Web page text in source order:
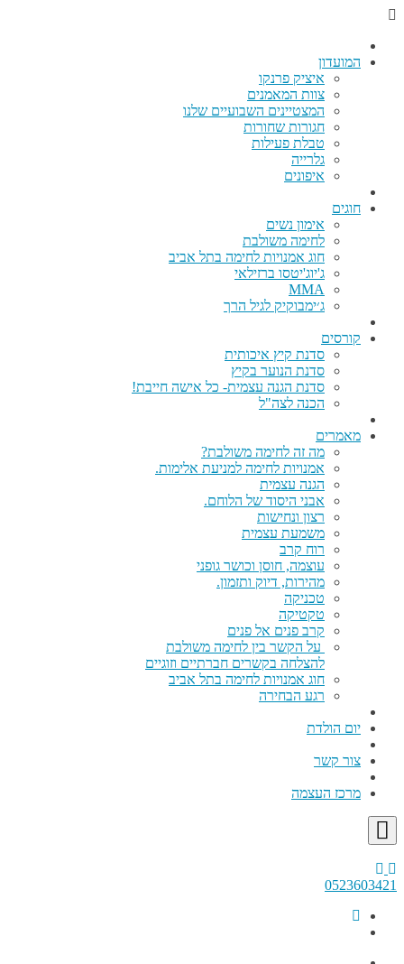
המועדון
איציק פרנקו
צוות המאמנים
המצטיינים השבועיים שלנו
חגורות שחורות
טבלת פעילות
גלרייה
איפונים
חוגים
אימון נשים
לחימה משולבת
חוג אמנויות לחימה בתל אביב
ג'יוג'יטסו ברזילאי
MMA
ג׳ימבוקיק לגיל הרך
קורסים
סדנת קיץ איכותית
סדנת הנוער בקיץ
סדנת הגנה עצמית- כל אישה חייבת!
הכנה לצה"ל
מאמרים
מה זה לחימה משולבת?
אמנויות לחימה למניעת אלימות.
הגנה עצמית
אבני היסוד של הלוחם.
רצון ונחישות
משמעת עצמית
רוח קרב
עוצמה, חוסן וכושר גופני
מהירות, דיוק ותזמון.
טכניקה
טקטיקה
קרב פנים אל פנים
על הקשר בין לחימה משולבת
להצלחה בקשרים חברתיים וזוגיים
חוג אמנויות לחימה בתל אביב
רגע הבחירה
יום הולדת
צור קשר
מרכז העצמה
0523603421